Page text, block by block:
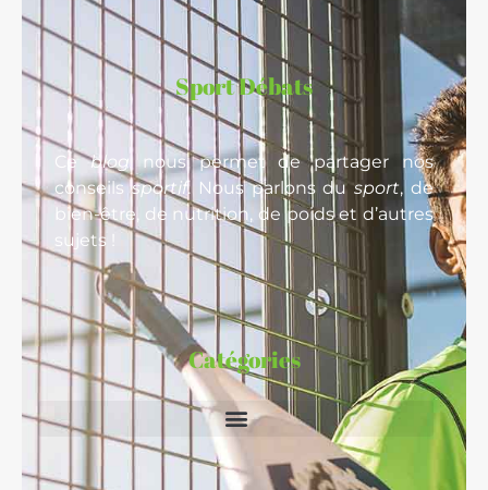
Sport Débats
Ceblog nous permet de partager nos
conseilssportif. Nous parlons dusport, de
bien-être, de nutrition, de poids et d’autres
sujets !
Catégories